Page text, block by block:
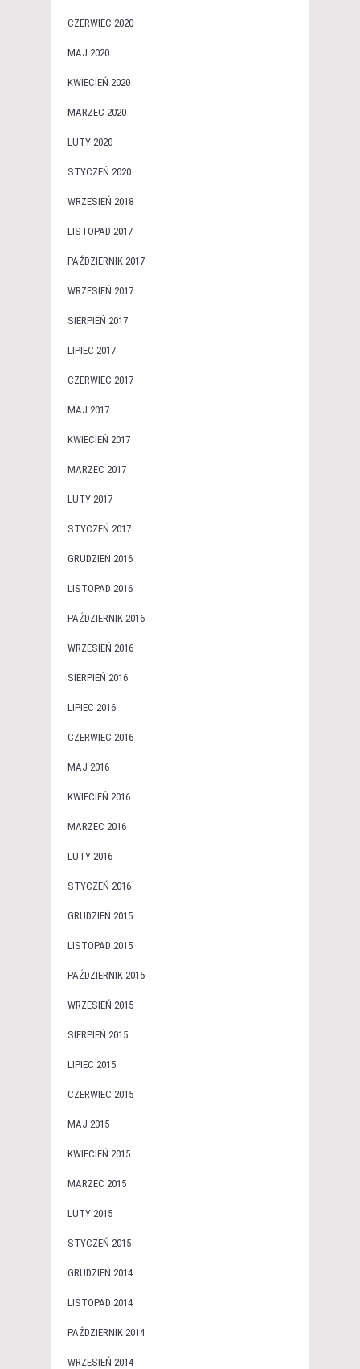
CZERWIEC 2020
MAJ 2020
KWIECIEŃ 2020
MARZEC 2020
LUTY 2020
STYCZEŃ 2020
WRZESIEŃ 2018
LISTOPAD 2017
PAŹDZIERNIK 2017
WRZESIEŃ 2017
SIERPIEŃ 2017
LIPIEC 2017
CZERWIEC 2017
MAJ 2017
KWIECIEŃ 2017
MARZEC 2017
LUTY 2017
STYCZEŃ 2017
GRUDZIEŃ 2016
LISTOPAD 2016
PAŹDZIERNIK 2016
WRZESIEŃ 2016
SIERPIEŃ 2016
LIPIEC 2016
CZERWIEC 2016
MAJ 2016
KWIECIEŃ 2016
MARZEC 2016
LUTY 2016
STYCZEŃ 2016
GRUDZIEŃ 2015
LISTOPAD 2015
PAŹDZIERNIK 2015
WRZESIEŃ 2015
SIERPIEŃ 2015
LIPIEC 2015
CZERWIEC 2015
MAJ 2015
KWIECIEŃ 2015
MARZEC 2015
LUTY 2015
STYCZEŃ 2015
GRUDZIEŃ 2014
LISTOPAD 2014
PAŹDZIERNIK 2014
WRZESIEŃ 2014